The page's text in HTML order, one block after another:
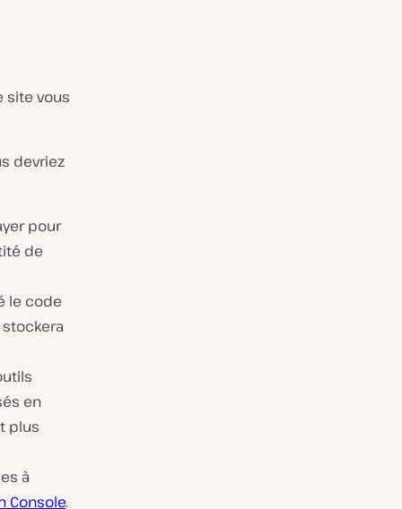
site vous
devriez
pour
de
le code
en
plus
à
Console.